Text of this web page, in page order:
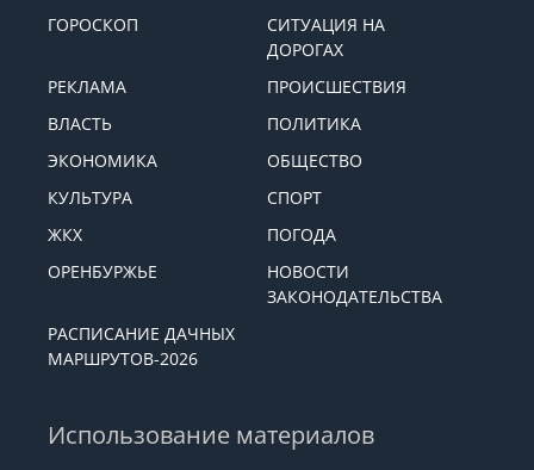
ГОРОСКОП
СИТУАЦИЯ НА
ДОРОГАХ
РЕКЛАМА
ПРОИСШЕСТВИЯ
ВЛАСТЬ
ПОЛИТИКА
ЭКОНОМИКА
ОБЩЕСТВО
КУЛЬТУРА
СПОРТ
ЖКХ
ПОГОДА
ОРЕНБУРЖЬЕ
НОВОСТИ
ЗАКОНОДАТЕЛЬСТВА
РАСПИСАНИЕ ДАЧНЫХ
МАРШРУТОВ-2026
Использование материалов